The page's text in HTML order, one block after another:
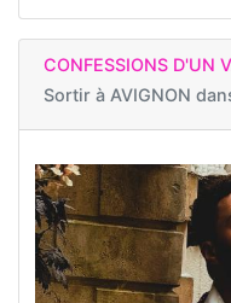
CONFESSIONS D'UN
Sortir à AVIGNON